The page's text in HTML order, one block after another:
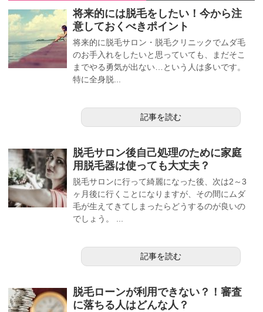
将来的には脱毛をしたい！今から注
意しておくべきポイント
将来的に脱毛サロン・脱毛クリニックでムダ毛
のお手入れをしたいと思っていても、まだそこ
までやる勇気が出ない…という人は多いです。
特に全身脱...
記事を読む
脱毛サロン後自己処理のために家庭
用脱毛器は使っても大丈夫？
脱毛サロンに行って綺麗になった後、次は2～3
ヶ月後に行くことになりますが、その間にムダ
毛が生えてきてしまったらどうするのが良いの
でしょう。 ...
記事を読む
脱毛ローンが利用できない？！審査
に落ちる人はどんな人？